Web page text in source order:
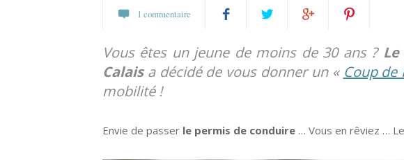
1 commentaire
Partagez
sur
Partagez
sur it
Vous êtes un jeune de moins de 30 ans ?
Calaisa décidé de vous donner un « Coup de
mobilité !
Envie de passer le permis de conduire … Vous en rêviez …